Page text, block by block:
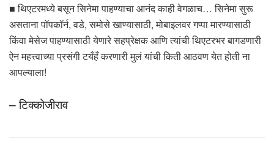
■ थिएटरमध्ये बसून सिनेमा पाहण्याचा आनंद काही वेगळाच… सिनेमा सुरू
असताना पॉपकॉर्न, वडे, समोसे खाण्यासाठी, मोबाइलवर गप्पा मारण्यासाठी
किंवा मेसेज पाहण्यासाठी येणारे सहप्रेक्षक आणि त्यांची थिएटरभर बागडणारी
ऐन महत्त्वाच्या प्रसंगी टयँहँ करणारी मुलं यांची किती आठवण येत होती ना
आपल्याला!
– टिक्कोजीराव